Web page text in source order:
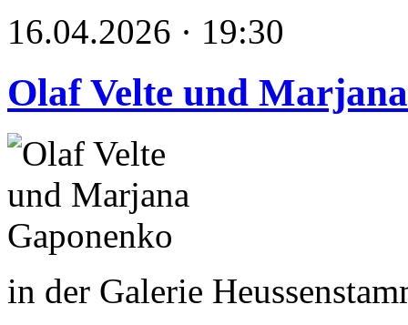
16.04.2026 · 19:30
Olaf Velte und
in der Galerie